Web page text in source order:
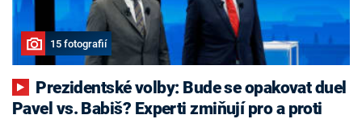
15 fotografií
Pavel vs. Babiš? Experti zmiňují pro a proti